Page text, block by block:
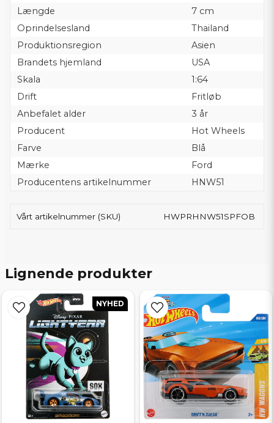
Længde
7 cm
Oprindelsesland
Thailand
Produktionsregion
Asien
Brandets hjemland
USA
Skala
1:64
Drift
Fritløb
Anbefalet alder
3 år
Producent
Hot Wheels
Farve
Blå
Mærke
Ford
Producentens artikelnummer
HNW51
Vårt artikelnummer (SKU) HWPRHNW51SPFOB
Lignende produkter
NYHED